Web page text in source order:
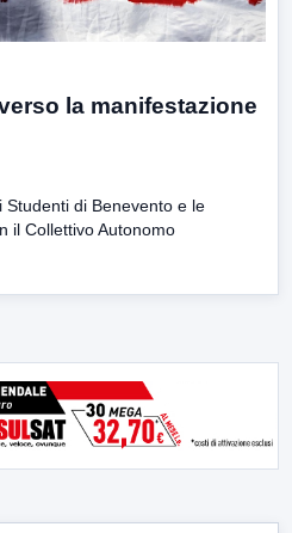
la manifestazione
Studenti di Benevento e le
il Collettivo Autonomo